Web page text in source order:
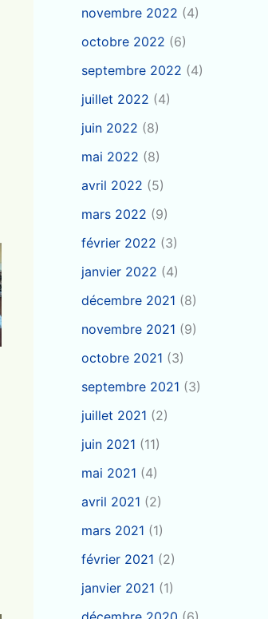
novembre 2022 (4)
octobre 2022 (6)
septembre 2022 (4)
juillet 2022 (4)
juin 2022 (8)
mai 2022 (8)
avril 2022 (5)
mars 2022 (9)
février 2022 (3)
janvier 2022 (4)
décembre 2021 (8)
novembre 2021 (9)
octobre 2021 (3)
septembre 2021 (3)
juillet 2021 (2)
juin 2021 (11)
mai 2021 (4)
avril 2021 (2)
mars 2021 (1)
février 2021 (2)
janvier 2021 (1)